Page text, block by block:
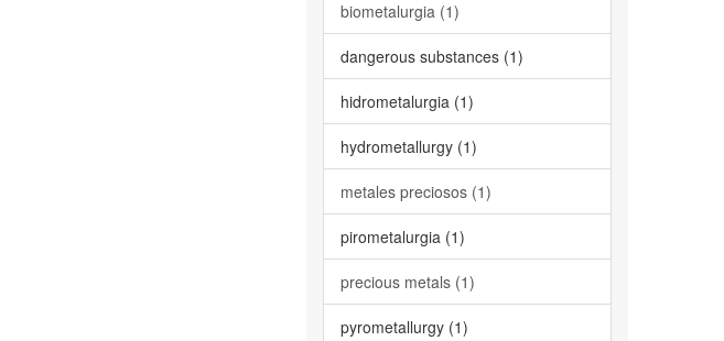
biometalurgia (1)
dangerous substances (1)
hidrometalurgia (1)
hydrometallurgy (1)
metales preciosos (1)
pirometalurgia (1)
precious metals (1)
pyrometallurgy (1)